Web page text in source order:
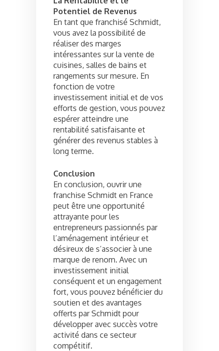
Potentiel de Revenus
En tant que franchisé Schmidt,
vous avez la possibilité de
réaliser des marges
intéressantes sur la vente de
cuisines, salles de bains et
rangements sur mesure. En
fonction de votre
investissement initial et de vos
efforts de gestion, vous pouvez
espérer atteindre une
rentabilité satisfaisante et
générer des revenus stables à
long terme.
Conclusion
En conclusion, ouvrir une
franchise Schmidt en France
peut être une opportunité
attrayante pour les
entrepreneurs passionnés par
l’aménagement intérieur et
désireux de s’associer à une
marque de renom. Avec un
investissement initial
conséquent et un engagement
fort, vous pouvez bénéficier du
soutien et des avantages
offerts par Schmidt pour
développer avec succès votre
activité dans ce secteur
compétitif.